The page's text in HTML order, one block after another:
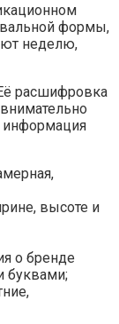
формы,
неделю,
расшифровка
информация
высоте и
о бренде
буквами;